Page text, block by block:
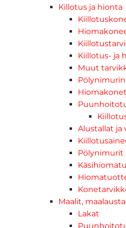
Killotus ja hionta
Kiillotus- ja
Muut
Alustallat ja
Pölynimurit
Maalit,
Lakat